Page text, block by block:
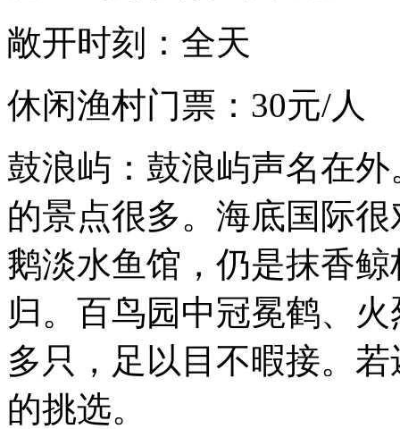
敞开时刻：全天
休闲渔村门票：30元/人
鼓浪屿：鼓浪屿声名在
的景点很多。海底国际
鹅淡水鱼馆，仍是抹香
归。百鸟园中冠冕鹤、
多只，足以目不暇接。
的挑选。